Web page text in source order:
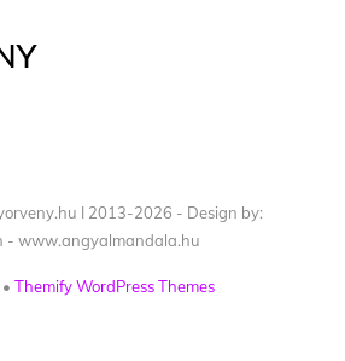
I 2013-2026 - Design by:
- www.angyalmandala.hu
•Themify WordPress Themes